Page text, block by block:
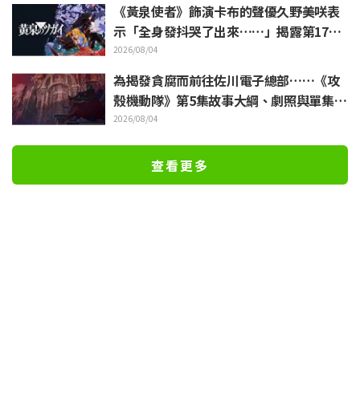
《黃泉使者》飾演卡布的聲優久野美咲表
示「全身發抖哭了出來……」揭露第17集
“靈魂名演出”的幕後花絮
2026/08/04
為揭發貪腐而前往佐川電子總部……《攻
殼機動隊》第5集故事大綱、劇照與單集視
覺圖公開
2026/08/04
查看更多